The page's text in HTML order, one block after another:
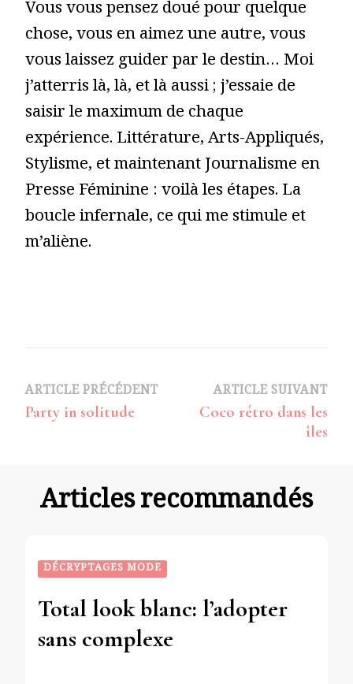
Vous vous pensez doué pour quelque
chose, vous en aimez une autre, vous
vous laissez guider par le destin… Moi
j’atterris là, là, et là aussi ; j’essaie de
saisir le maximum de chaque
expérience. Littérature, Arts-Appliqués,
Stylisme, et maintenant Journalisme en
Presse Féminine : voilà les étapes. La
boucle infernale, ce qui me stimule et
m’aliène.
Navigation
d’article
ARTICLE PRÉCÉDENT
Party in solitude
ARTICLE SUIVANT
Coco rétro dans les
îles
Articles recommandés
DÉCRYPTAGES MODE
Total look blanc: l’adopter
sans complexe